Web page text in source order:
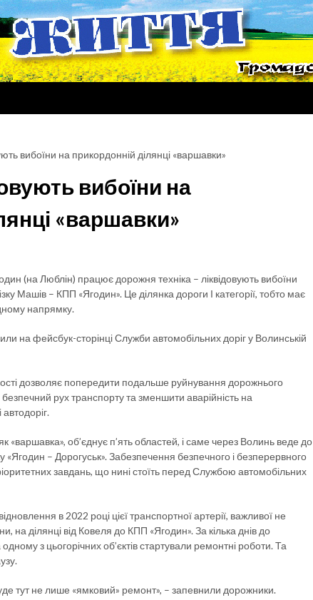
вибоїни на прикордонній ділянці «варшавки»
вибоїни на
«варшавки»
(на Люблін) працює дорожня техніка – ліквідовують вибоїни
Машів – КПП «Ягодин». Це ділянка дороги І категорії, тобто має
напрямку.
на фейсбук-сторінці Служби автомобільних доріг у Волинській
дозволяє попередити подальше руйнування дорожнього
рух транспорту та зменшити аварійність на
об’єднує п’ять областей, і саме через Волинь веде до
«Ягодин – Дорогуськ». Забезпечення безпечного і безперервного
завдань, що нині стоїть перед Службою автомобільних
в 2022 році цієї транспортної артерії, важливої не
на ділянці від Ковеля до КПП «Ягодин». За кілька днів до
з цьогорічних об’єктів стартували ремонтні роботи. Та
тут не лише «ямковий» ремонт», – запевнили дорожники.